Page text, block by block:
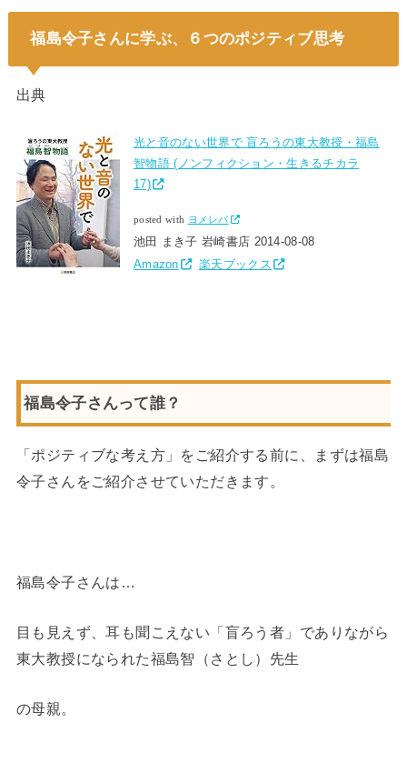
福島令子さんに学ぶ、６つのポジティブ思考
出典
光と音のない世界で 盲ろうの東大教授・福島
智物語 (ノンフィクション・生きるチカラ
17)
posted with ヨメレバ
池田 まき子 岩崎書店 2014-08-08
Amazon
楽天ブックス
福島令子さんって誰？
「ポジティブな考え方」をご紹介する前に、まずは福島
令子さんをご紹介させていただきます。
福島令子さんは…
目も見えず、耳も聞こえない「盲ろう者」でありながら
東大教授になられた福島智（さとし）先生
の母親。